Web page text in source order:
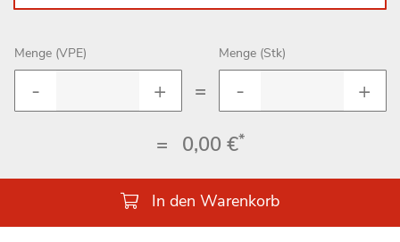
Menge (VPE)
=
Menge (Stk)
= 0,00 €*
In den Warenkorb